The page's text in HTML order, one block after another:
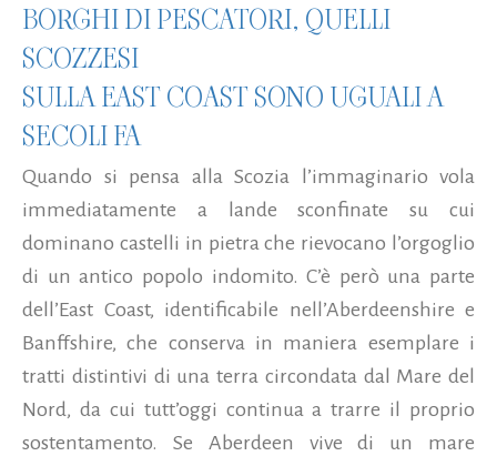
BORGHI DI PESCATORI, QUELLI
SCOZZESI
SULLA EAST COAST SONO UGUALI A
SECOLI FA
Quando si pensa alla Scozia l’immaginario vola
immediatamente a lande sconfinate su cui
dominano castelli in pietra che rievocano l’orgoglio
di un antico popolo indomito. C’è però una parte
dell’East Coast, identificabile nell’Aberdeenshire e
Banffshire, che conserva in maniera esemplare i
tratti distintivi di una terra circondata dal Mare del
Nord, da cui tutt’oggi continua a trarre il proprio
sostentamento. Se Aberdeen vive di un mare